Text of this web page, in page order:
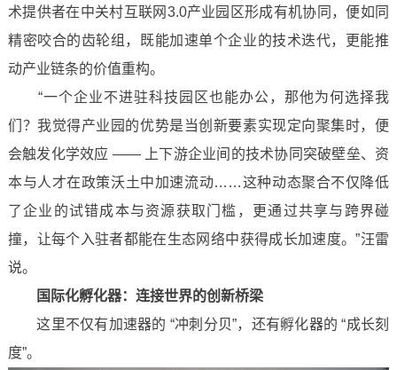
术提供者在中关村互联网3.0产业园区形成有机协同，便如同
精密咬合的齿轮组，既能加速单个企业的技术迭代，更能推
动产业链条的价值重构。
“一个企业不进驻科技园区也能办公，那他为何选择我
们？我觉得产业园的优势是当创新要素实现定向聚集时，便
会触发化学效应 —— 上下游企业间的技术协同突破壁垒、资
本与人才在政策沃土中加速流动……这种动态聚合不仅降低
了企业的试错成本与资源获取门槛，更通过共享与跨界碰
撞，让每个入驻者都能在生态网络中获得成长加速度。”汪雷
说。
国际化孵化器：连接世界的创新桥梁
这里不仅有加速器的 “冲刺分贝”，还有孵化器的 “成长刻
度”。